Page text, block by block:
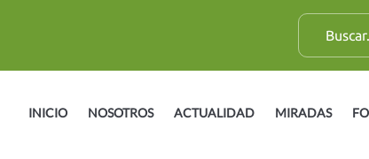
B
u
c
INICIO NOSOTROS ACTUALIDAD MIRADAS